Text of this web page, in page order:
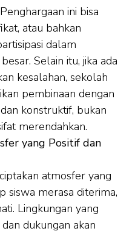
ini bisa
atau bahkan
dalam
Selain itu, jika ada
kesalahan, sekolah
pembinaan dengan
konstruktif, bukan
merendahkan.
yang Positif dan
atmosfer yang
siswa merasa diterima,
Lingkungan yang
dukungan akan